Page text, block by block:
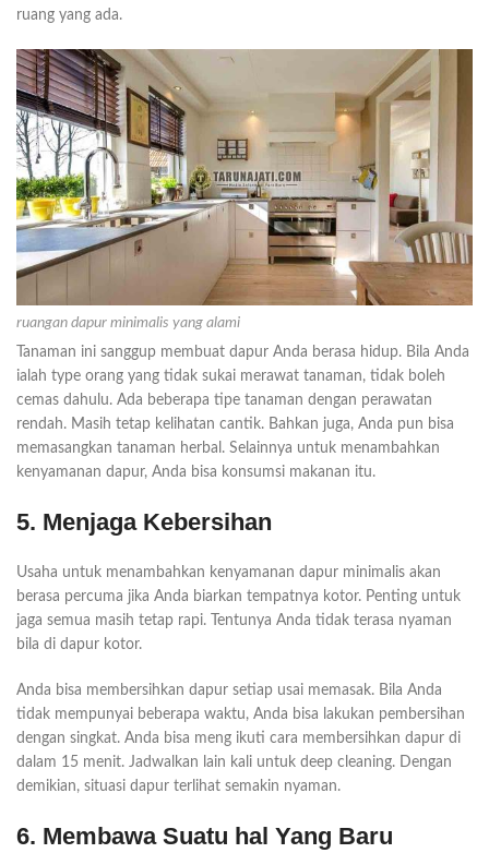
ruang yang ada.
ruangan dapur minimalis yang alami
Tanaman ini sanggup membuat dapur Anda berasa hidup. Bila Anda
ialah type orang yang tidak sukai merawat tanaman, tidak boleh
cemas dahulu. Ada beberapa tipe tanaman dengan perawatan
rendah. Masih tetap kelihatan cantik. Bahkan juga, Anda pun bisa
memasangkan tanaman herbal. Selainnya untuk menambahkan
kenyamanan dapur, Anda bisa konsumsi makanan itu.
5. Menjaga Kebersihan
Usaha untuk menambahkan kenyamanan dapur minimalis akan
berasa percuma jika Anda biarkan tempatnya kotor. Penting untuk
jaga semua masih tetap rapi. Tentunya Anda tidak terasa nyaman
bila di dapur kotor.
Anda bisa membersihkan dapur setiap usai memasak. Bila Anda
tidak mempunyai beberapa waktu, Anda bisa lakukan pembersihan
dengan singkat. Anda bisa meng ikuti cara membersihkan dapur di
dalam 15 menit. Jadwalkan lain kali untuk deep cleaning. Dengan
demikian, situasi dapur terlihat semakin nyaman.
6. Membawa Suatu hal Yang Baru